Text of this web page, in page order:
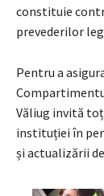
constituie
prevederilor
Pentru a
Văliug invită
instituției în
și actualizării